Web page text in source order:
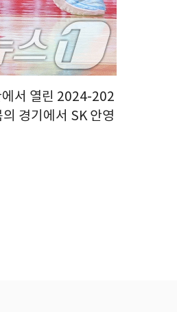
서 열린 2024-202
경기에서 SK 안영